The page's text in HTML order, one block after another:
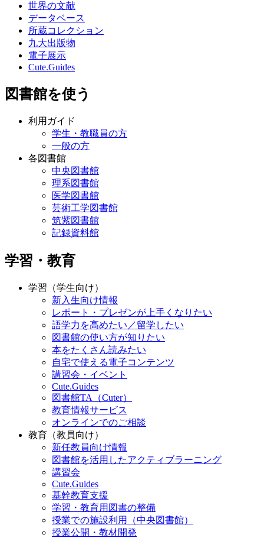
世界の文献
データベース
所蔵コレクション
九大出版物
電子展示
Cute.Guides
図書館を使う
利用ガイド
学生・教職員の方
一般の方
各図書館
中央図書館
理系図書館
医学図書館
芸術工学図書館
筑紫図書館
記録資料館
学習・教育
学習（学生向け）
新入生向け情報
レポート・プレゼンが上手くなりたい
語学力を高めたい／留学したい
図書館の使い方が知りたい
本をたくさん読みたい
自宅で使える電子コンテンツ
講習会・イベント
Cute.Guides
図書館TA（Cuter）
教育情報サービス
オンラインでのご相談
教育（教員向け）
新任教員向け情報
図書館を活用したアクティブラーニング
講習会
Cute.Guides
基幹教育支援
学習・教育用図書の整備
授業での施設利用（中央図書館）
授業公開・教材開発